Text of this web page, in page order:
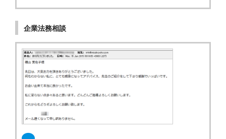
企業法務相談